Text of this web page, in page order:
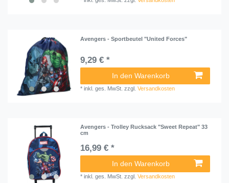
Avengers - Sportbeutel "United Forces"
9,29 € *
In den Warenkorb
*inkl. ges. MwSt. zzgl.Versandkosten
Avengers - Trolley Rucksack "Sweet Repeat" 33
cm
16,99 € *
In den Warenkorb
*inkl. ges. MwSt. zzgl.Versandkosten